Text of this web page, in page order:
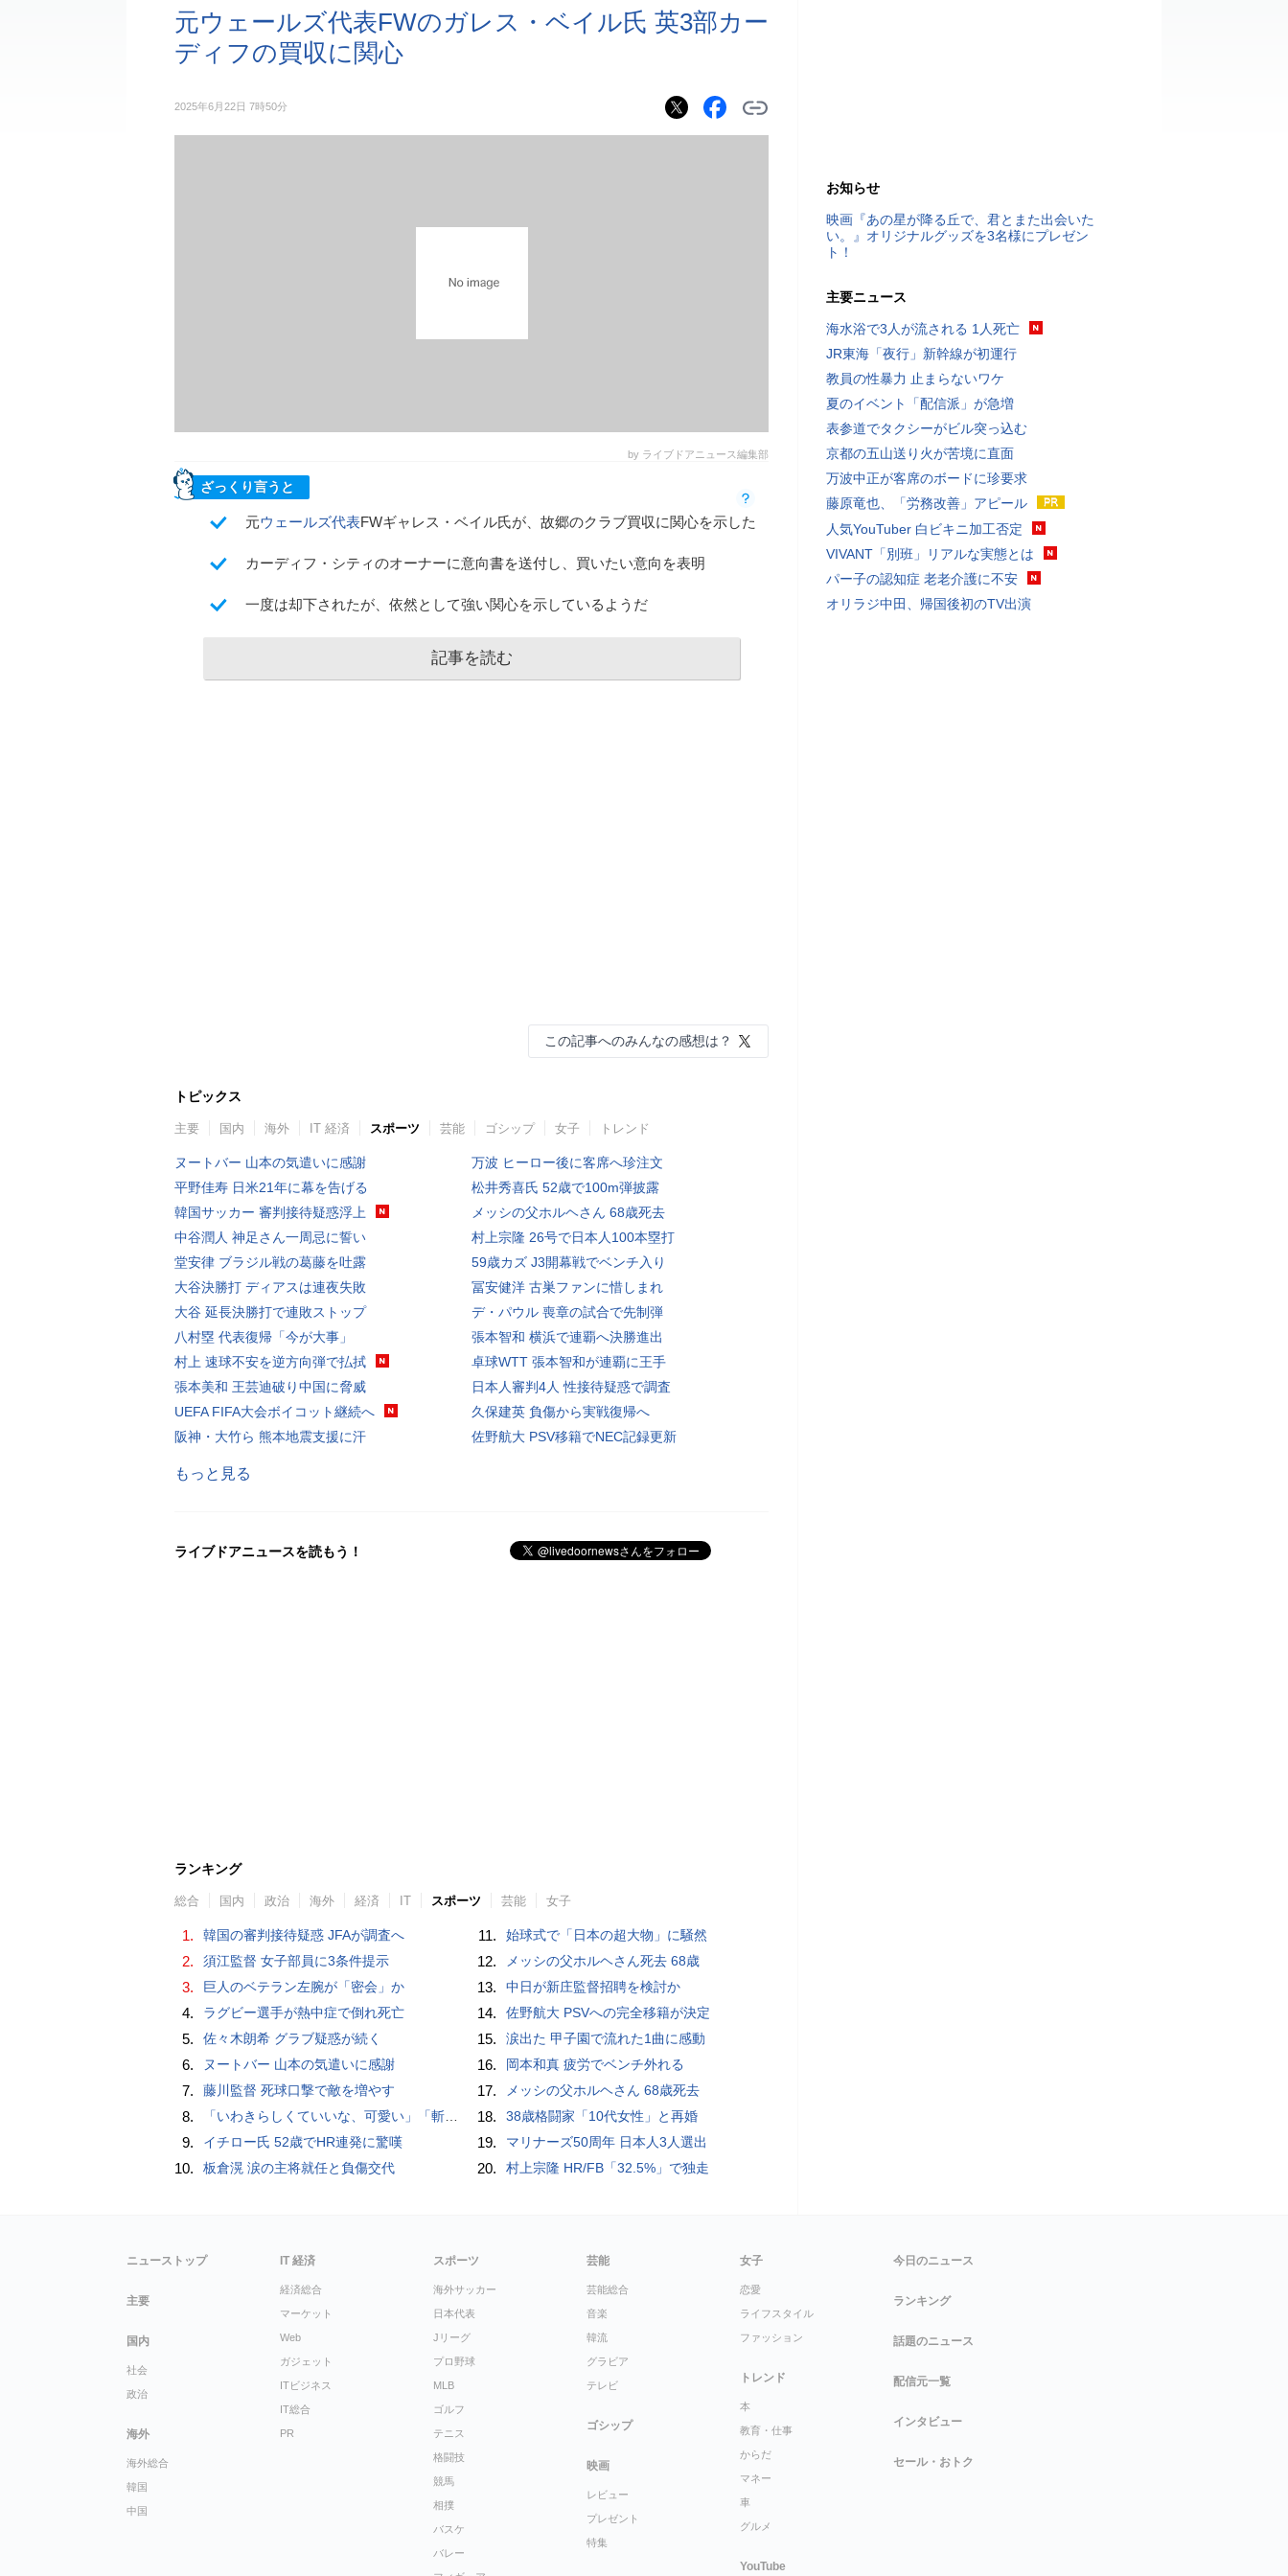
元ウェールズ代表FWのガレス・ベイル氏 英3部カー
ディフの買収に関心
2025年6月22日 7時50分
by ライブドアニュース編集部
ざっくり言うと
元ウェールズ代表FWギャレス・ベイル氏が、故郷のクラブ買収に関心を示した
カーディフ・シティのオーナーに意向書を送付し、買いたい意向を表明
一度は却下されたが、依然として強い関心を示しているようだ
記事を読む
この記事へのみんなの感想は？
トピックス
主要 国内 海外 IT 経済 スポーツ 芸能 ゴシップ 女子 トレンド
ヌートバー 山本の気遣いに感謝
平野佳寿 日米21年に幕を告げる
韓国サッカー 審判接待疑惑浮上
中谷潤人 神足さん一周忌に誓い
堂安律 ブラジル戦の葛藤を吐露
大谷決勝打 ディアスは連夜失敗
大谷 延長決勝打で連敗ストップ
八村塁 代表復帰「今が大事」
村上 速球不安を逆方向弾で払拭
張本美和 王芸迪破り中国に脅威
UEFA FIFA大会ボイコット継続へ
阪神・大竹ら 熊本地震支援に汗
万波 ヒーロー後に客席へ珍注文
松井秀喜氏 52歳で100m弾披露
メッシの父ホルヘさん 68歳死去
村上宗隆 26号で日本人100本塁打
59歳カズ J3開幕戦でベンチ入り
冨安健洋 古巣ファンに惜しまれ
デ・パウル 喪章の試合で先制弾
張本智和 横浜で連覇へ決勝進出
卓球WTT 張本智和が連覇に王手
日本人審判4人 性接待疑惑で調査
久保建英 負傷から実戦復帰へ
佐野航大 PSV移籍でNEC記録更新
もっと見る
ライブドアニュースを読もう！
ランキング
総合 国内 政治 海外 経済 IT スポーツ 芸能 女子
1. 韓国の審判接待疑惑 JFAが調査へ
2. 須江監督 女子部員に3条件提示
3. 巨人のベテラン左腕が「密会」か
4. ラグビー選手が熱中症で倒れ死亡
5. 佐々木朗希 グラブ疑惑が続く
6. ヌートバー 山本の気遣いに感謝
7. 藤川監督 死球口撃で敵を増やす
8. 「いわきらしくていいな、可愛い」「斬新」初出場初勝利の東日本国際大昌平、アルプス彩ったフラダンス部の応援に反響 部員は感無量「夢を見ているよう」
9. イチロー氏 52歳でHR連発に驚嘆
10. 板倉滉 涙の主将就任と負傷交代
11. 始球式で「日本の超大物」に騒然
12. メッシの父ホルヘさん死去 68歳
13. 中日が新庄監督招聘を検討か
14. 佐野航大 PSVへの完全移籍が決定
15. 涙出た 甲子園で流れた1曲に感動
16. 岡本和真 疲労でベンチ外れる
17. メッシの父ホルヘさん 68歳死去
18. 38歳格闘家「10代女性」と再婚
19. マリナーズ50周年 日本人3人選出
20. 村上宗隆 HR/FB「32.5%」で独走
お知らせ
映画『あの星が降る丘で、君とまた出会いた
い。』オリジナルグッズを3名様にプレゼン
ト！
主要ニュース
海水浴で3人が流される 1人死亡
JR東海「夜行」新幹線が初運行
教員の性暴力 止まらないワケ
夏のイベント「配信派」が急増
表参道でタクシーがビル突っ込む
京都の五山送り火が苦境に直面
万波中正が客席のボードに珍要求
藤原竜也、「労務改善」アピール
人気YouTuber 白ビキニ加工否定
VIVANT「別班」リアルな実態とは
パー子の認知症 老老介護に不安
オリラジ中田、帰国後初のTV出演
ニューストップ
主要
国内
社会
政治
海外
海外総合
韓国
中国
IT 経済
経済総合
マーケット
Web
ガジェット
ITビジネス
IT総合
PR
スポーツ
海外サッカー
日本代表
Jリーグ
プロ野球
MLB
ゴルフ
テニス
格闘技
競馬
相撲
バスケ
バレー
芸能
芸能総合
音楽
韓流
グラビア
テレビ
ゴシップ
映画
レビュー
プレゼント
特集
女子
恋愛
ライフスタイル
ファッション
トレンド
本
教育・仕事
からだ
マネー
車
グルメ
YouTube
今日のニュース
ランキング
話題のニュース
配信元一覧
インタビュー
セール・おトク